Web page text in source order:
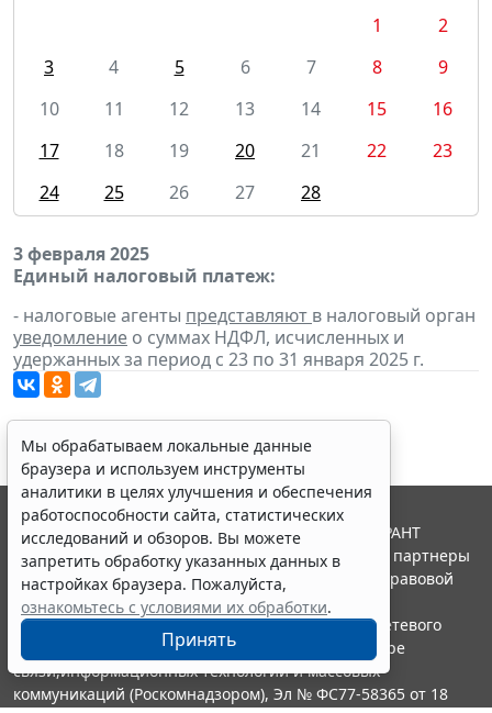
1
2
3
4 5 6 7 8
9
10
11 12 13 14 15
16
17
18 19 20 21 22
23
24
25 26 27 28
3 февраля 2025
Единый налоговый платеж:
- налоговые агенты представляют в налоговый орган
уведомление о суммах НДФЛ, исчисленных и
удержанных за период с 23 по 31 января 2025 г.
Мы обрабатываем локальные данные
браузера и используем инструменты
аналитики в целях улучшения и обеспечения
работоспособности сайта, статистических
исследований и обзоров. Вы можете
запретить обработку указанных данных в
настройках браузера. Пожалуйста,
ознакомьтесь с условиями их обработки.
Принять
© ООО "НПП "ГАРАНТ-СЕРВИС", 2026. Система ГАРАНТ
выпускается с 1990 года. Компания "Гарант" и ее партнеры
являются участниками Российской ассоциации правовой
информации ГАРАНТ.
Портал ГАРАНТ.РУ зарегистрирован в качестве сетевого
издания Федеральной службой по надзору в сфере
связи,информационных технологий и массовых
коммуникаций (Роскомнадзором), Эл № ФС77-58365 от 18